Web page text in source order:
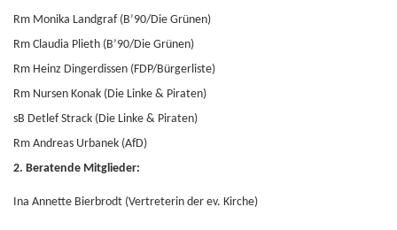
Rm Monika Landgraf (B’90/Die Grünen)
Rm Claudia Plieth (B’90/Die Grünen)
Rm Heinz Dingerdissen (FDP/Bürgerliste)
Rm Nursen Konak (Die Linke & Piraten)
sB Detlef Strack (Die Linke & Piraten)
Rm Andreas Urbanek (AfD)
2. Beratende Mitglieder:
Ina Annette Bierbrodt (Vertreterin der ev. Kirche)